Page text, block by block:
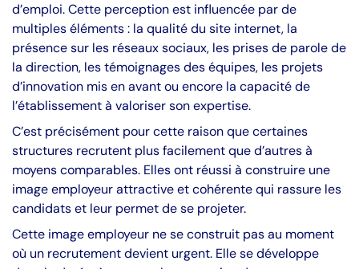
d’emploi. Cette perception est influencée par de
multiples éléments : la qualité du site internet, la
présence sur les réseaux sociaux, les prises de parole de
la direction, les témoignages des équipes, les projets
d’innovation mis en avant ou encore la capacité de
l’établissement à valoriser son expertise.
C’est précisément pour cette raison que certaines
structures recrutent plus facilement que d’autres à
moyens comparables. Elles ont réussi à construire une
image employeur attractive et cohérente qui rassure les
candidats et leur permet de se projeter.
Cette image employeur ne se construit pas au moment
où un recrutement devient urgent. Elle se développe